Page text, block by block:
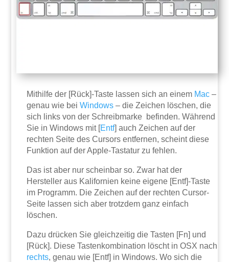
Mithilfe der [Rück]-Taste lassen sich an einem Mac –
genau wie beiWindows – die Zeichen löschen, die
sich links von der Schreibmarke befinden. Während
Sie in Windows mit [Entf] auch Zeichen auf der
rechten Seite des Cursors entfernen, scheint diese
Funktion auf der Apple-Tastatur zu fehlen.
Das ist aber nur scheinbar so. Zwar hat der
Hersteller aus Kalifornien keine eigene [Entf]-Taste
im Programm. Die Zeichen auf der rechten Cursor-
Seite lassen sich aber trotzdem ganz einfach
löschen.
Dazu drücken Sie gleichzeitig die Tasten [Fn] und
[Rück]. Diese Tastenkombination löscht in OSX nach
rechts, genau wie [Entf] in Windows. Wo sich die